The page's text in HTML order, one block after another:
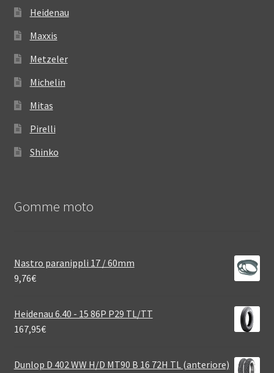
Heidenau
Maxxis
Metzeler
Michelin
Mitas
Pirelli
Shinko
Gomme moto
Nastro paranippli 17 / 60mm
9,76€
Heidenau 6.40 - 15 86P P29 TL/TT
167,95€
Dunlop D 402 WW H/D MT90 B 16 72H TL (anteriore)